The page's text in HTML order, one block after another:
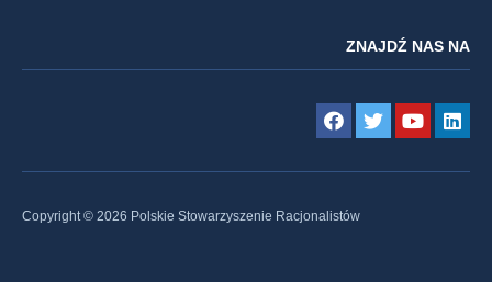
ZNAJDŹ NAS NA
Copyright © 2026 Polskie Stowarzyszenie Racjonalistów